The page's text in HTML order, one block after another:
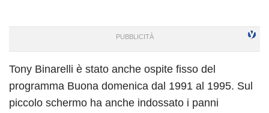
Tony Binarelli è stato anche ospite fisso del
programma Buona domenica dal 1991 al 1995. Sul
piccolo schermo ha anche indossato i panni